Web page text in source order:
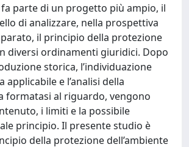
parte di un progetto più ampio, il
di analizzare, nella prospettiva
il principio della protezione
diversi ordinamenti giuridici. Dopo
storica, l’individuazione
applicabile e l’analisi della
formatasi al riguardo, vengono
i limiti e la possibile
principio. Il presente studio è
della protezione dell’ambiente